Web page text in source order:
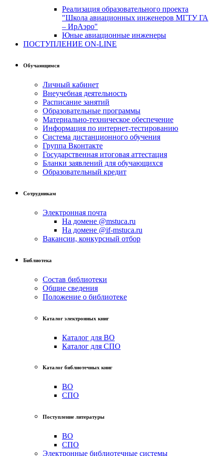
Реализация образовательного проекта
"Школа авиационных инженеров МГТУ ГА
– ИрАэро"
Юные авиационные инженеры
ПОСТУПЛЕНИЕ ON-LINE
Обучающимся
Личный кабинет
Внеучебная деятельность
Расписание занятий
Образовательные программы
Материально-техническое обеспечение
Информация по интернет-тестированию
Система дистанционного обучения
Группа Вконтакте
Государственная итоговая аттестация
Бланки заявлений для обучающихся
Образовательный кредит
Сотрудникам
Электронная почта
На домене @mstuca.ru
На домене @if-mstuca.ru
Вакансии, конкурсный отбор
Библиотека
Состав библиотеки
Общие сведения
Положение о библиотеке
Каталог электронных книг
Каталог для ВО
Каталог для СПО
Каталог библиотечных книг
ВО
СПО
Поступление литературы
ВО
СПО
Электронные библиотечные системы